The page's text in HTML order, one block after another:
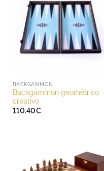
BACKGAMMON
Backgammon geométrico
creativo
110.40€